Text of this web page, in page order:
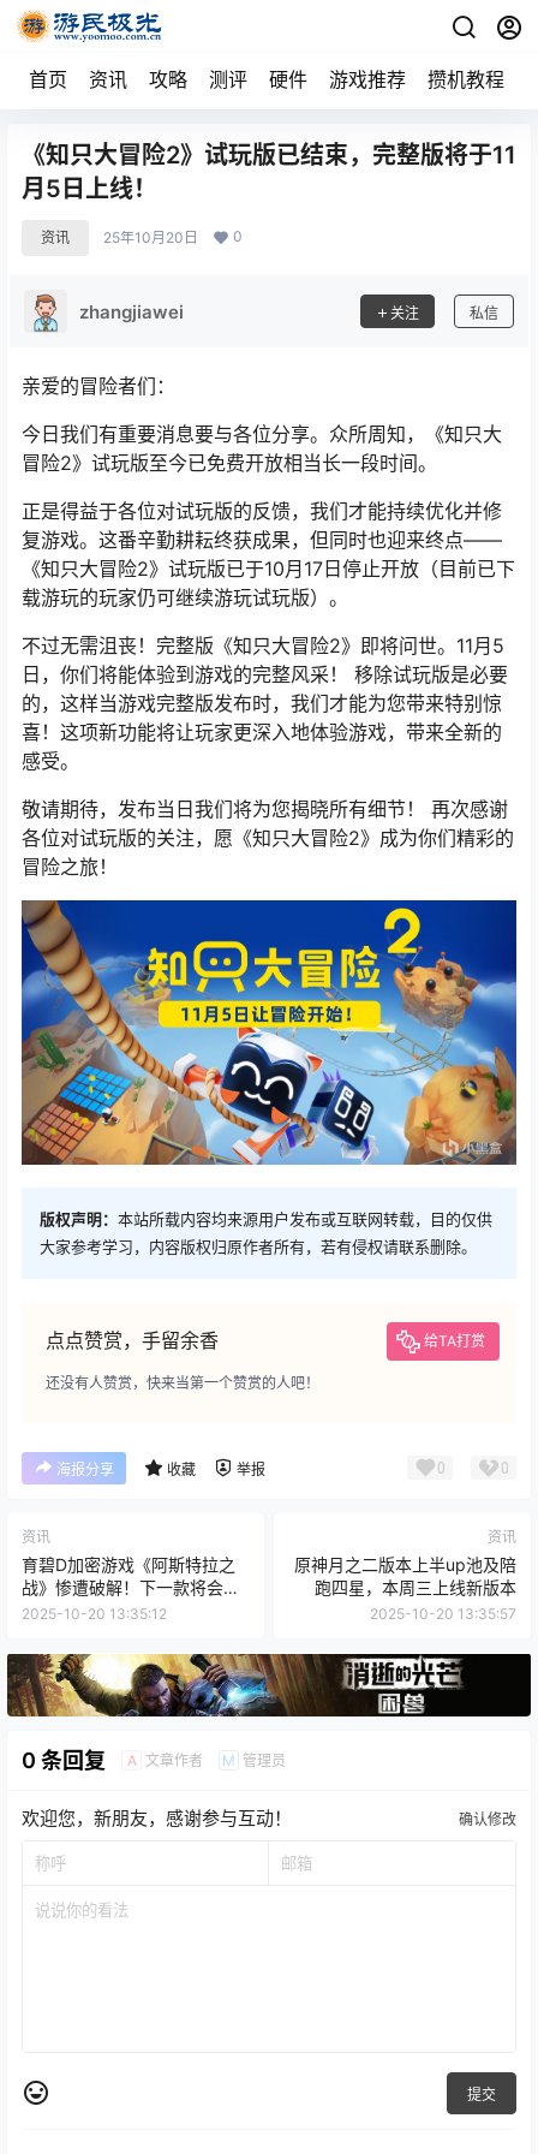
首页 资讯 攻略 测评 硬件 游戏推荐 攒机教程
《知只大冒险2》试玩版已结束，完整版将于11
月5日上线！
资讯 25年10月20日 0
zhangjiawei 关注 私信
亲爱的冒险者们：
今日我们有重要消息要与各位分享。众所周知，《知只大
冒险2》试玩版至今已免费开放相当长一段时间。
正是得益于各位对试玩版的反馈，我们才能持续优化并修
复游戏。这番辛勤耕耘终获成果，但同时也迎来终点——
《知只大冒险2》试玩版已于10月17日停止开放（目前已下
载游玩的玩家仍可继续游玩试玩版）。
不过无需沮丧！完整版《知只大冒险2》即将问世。11月5
日，你们将能体验到游戏的完整风采！ 移除试玩版是必要
的，这样当游戏完整版发布时，我们才能为您带来特别惊
喜！这项新功能将让玩家更深入地体验游戏，带来全新的
感受。
敬请期待，发布当日我们将为您揭晓所有细节！ 再次感谢
各位对试玩版的关注，愿《知只大冒险2》成为你们精彩的
冒险之旅！
版权声明： 本站所载内容均来源用户发布或互联网转载，目的仅供
大家参考学习，内容版权归原作者所有，若有侵权请联系删除。
点点赞赏，手留余香 给TA打赏
还没有人赞赏，快来当第一个赞赏的人吧！
海报分享 收藏 举报 0 0
资讯
育碧D加密游戏《阿斯特拉之
战》惨遭破解！下一款将会是
谁
2025-10-20 13:35:12
资讯
原神月之二版本上半up池及陪
跑四星，本周三上线新版本
2025-10-20 13:35:57
0 条回复 A 文章作者 M 管理员
欢迎您，新朋友，感谢参与互动！ 确认修改
提交